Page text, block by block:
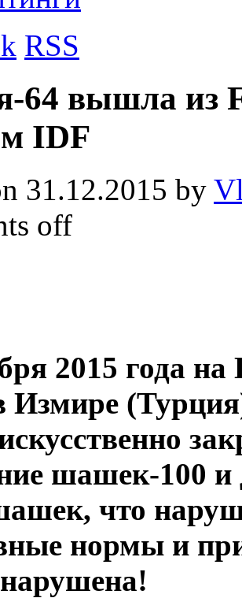
RSS
64 вышла из
IDF
31.12.2015 by
off
2015 года
Измире
шашек-100 и
что
нормы и